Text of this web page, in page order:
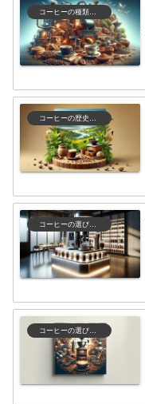
コーヒーの種類と特徴
コーヒーの歴史と文化
コーヒーの選び方と保存
コーヒーの選び方と保存